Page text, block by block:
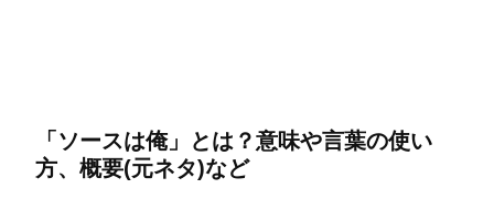
「ソースは俺」とは？意味や言葉の使い
方、概要(元ネタ)など